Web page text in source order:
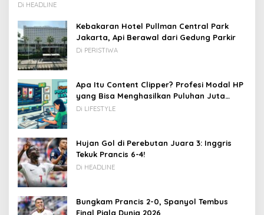
Di HEADLINE
Kebakaran Hotel Pullman Central Park
Jakarta, Api Berawal dari Gedung Parkir
Di PERISTIWA
Apa Itu Content Clipper? Profesi Modal HP
yang Bisa Menghasilkan Puluhan Juta
Rupiah
Di LIFESTYLE
Hujan Gol di Perebutan Juara 3: Inggris
Tekuk Prancis 6-4!
Di HEADLINE
Bungkam Prancis 2-0, Spanyol Tembus
Final Piala Dunia 2026